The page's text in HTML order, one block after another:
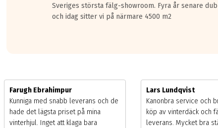
Sveriges största fälg-showroom. Fyra år senare
och idag sitter vi på närmare 4500 m2
Farugh Ebrahimpur
Kunniga med snabb leverans och de
hade det lägsta priset på mina
vinterhjul. Inget att klaga bara
Lars Lundqvist
Kanonbra service och
köp av vinterdäck och
leverans. Mycket bra